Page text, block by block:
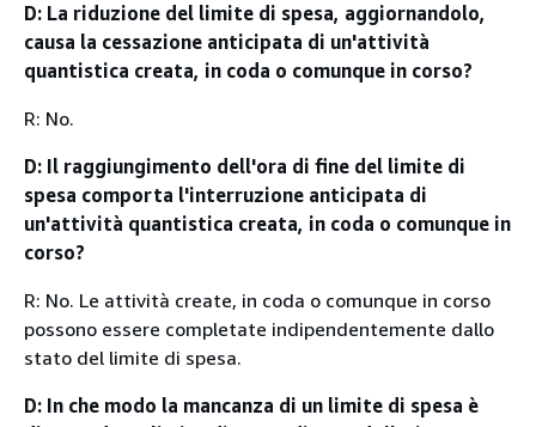
D: La riduzione del limite di spesa, aggiornandolo,
causa la cessazione anticipata di un'attività
quantistica creata, in coda o comunque in corso?
R: No.
D: Il raggiungimento dell'ora di fine del limite di
spesa comporta l'interruzione anticipata di
un'attività quantistica creata, in coda o comunque in
corso?
R: No. Le attività create, in coda o comunque in corso
possono essere completate indipendentemente dallo
stato del limite di spesa.
D: In che modo la mancanza di un limite di spesa è